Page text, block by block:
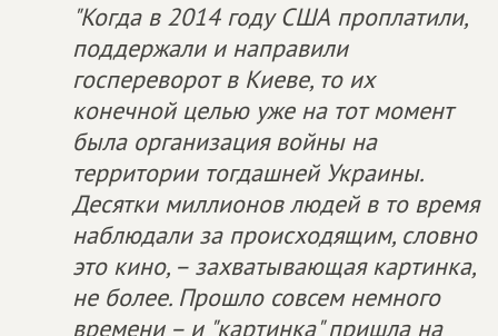
"Когда в 2014 году США проплатили,
поддержали и направили
госпереворот в Киеве, то их
конечной целью уже на тот момент
была организация войны на
территории тогдашней Украины.
Десятки миллионов людей в то время
наблюдали за происходящим, словно
это кино, – захватывающая картинка,
не более. Прошло совсем немного
времени – и "картинка" пришла на